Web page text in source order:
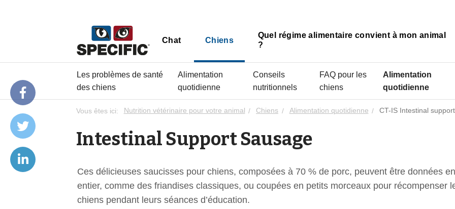
Chat Chiens
Quel régime alimentaire convient à mon animal
?
Les problèmes de santé
des chiens
Alimentation
quotidienne
Conseils
nutritionnels
FAQ pour les
chiens
Alimentation
quotidienne
Vous êtes ici: Nutrition vétérinaire pour votre animal Chiens Alimentation quotidienne CT-IS Intestinal
Intestinal Support Sausage
Ces délicieuses saucisses pour chiens, composées à 70 % de porc, peuvent être données en
entier, comme des friandises classiques, ou coupées en petits morceaux pour récompenser
chiens pendant leurs séances d’éducation.